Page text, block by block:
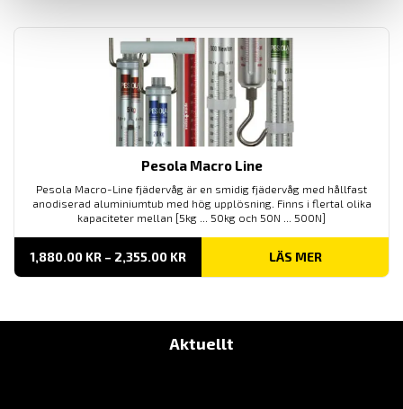
Pesola Macro Line
Pesola Macro-Line fjädervåg är en smidig fjädervåg med hållfast
anodiserad aluminiumtub med hög upplösning. Finns i flertal olika
kapaciteter mellan [5kg ... 50kg och 50N ... 500N]
1,880.00 KR – 2,355.00 KRPRISINTERVALL:
TILL
LÄS MER
Aktuellt